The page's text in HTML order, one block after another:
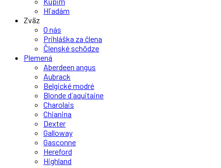
Hľadám
Zväz
O nás
Prihláška za člena
Členské schôdze
Plemená
Aberdeen angus
Aubrack
Belgické modré
Blonde d´aquitaine
Charolais
Chianina
Dexter
Galloway
Gasconne
Hereford
Highland